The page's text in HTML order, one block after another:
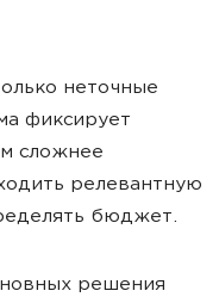
неточные
фиксирует
сложнее
релевантную
бюджет.
решения